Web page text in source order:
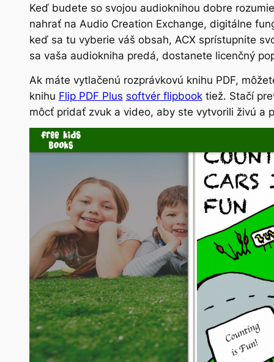
Keď budete so svojou audioknihou dobre
nahrať na Audio Creation Exchange, digitálne
keď sa tu vyberie váš obsah, ACX sprístupnite
sa vaša audiokniha predá, dostanete licenčný
Ak máte vytlačenú rozprávkovú knihu PDF,
knihu Flip PDF Plus softvér flipbooktiež. Stačí
môcť pridať zvuk a video, aby ste vytvorili živú a